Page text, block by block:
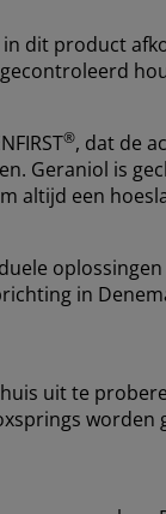
dit product
®, dat de
Geraniol is
altijd een
in
uit te
worden